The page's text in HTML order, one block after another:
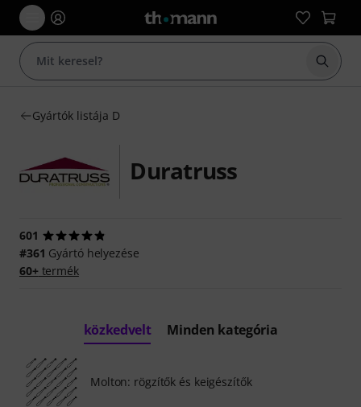
Gyártók listája D
Duratruss
601
#361 Gyártó helyezése
60+termék
közkedvelt Minden kategória
Molton: rögzítők és keigészítők